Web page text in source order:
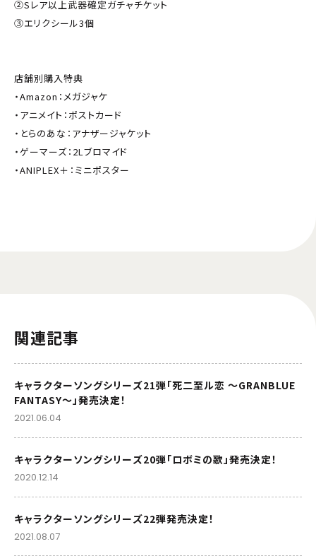
②Sレア以上武器確定ガチャチケット
③エリクシール3個
店舗別購入特典
・Amazon：メガジャケ
・アニメイト：ポストカード
・とらのあな：アナザージャケット
・ゲーマーズ：2Lブロマイド
・ANIPLEX＋：ミニポスター
関連記事
キャラクターソングシリーズ21弾「死二至ル恋 〜GRANBLUE
FANTASY～」発売決定！
2021.06.04
キャラクターソングシリーズ20弾「ロボミの歌」発売決定！
2020.12.14
キャラクターソングシリーズ22弾発売決定！
2021.08.07